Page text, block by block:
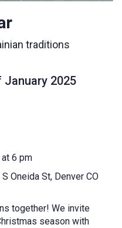
traditions
January 2025
at 6 pm
Oneida St, Denver CO
together! We invite
season with